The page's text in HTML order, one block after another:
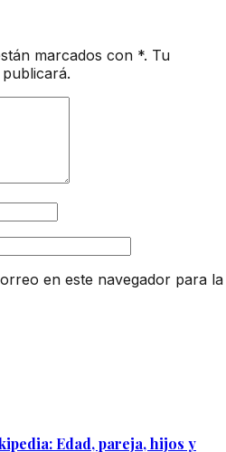
marcados con *. Tu
en este navegador para la
Edad, pareja, hijos y